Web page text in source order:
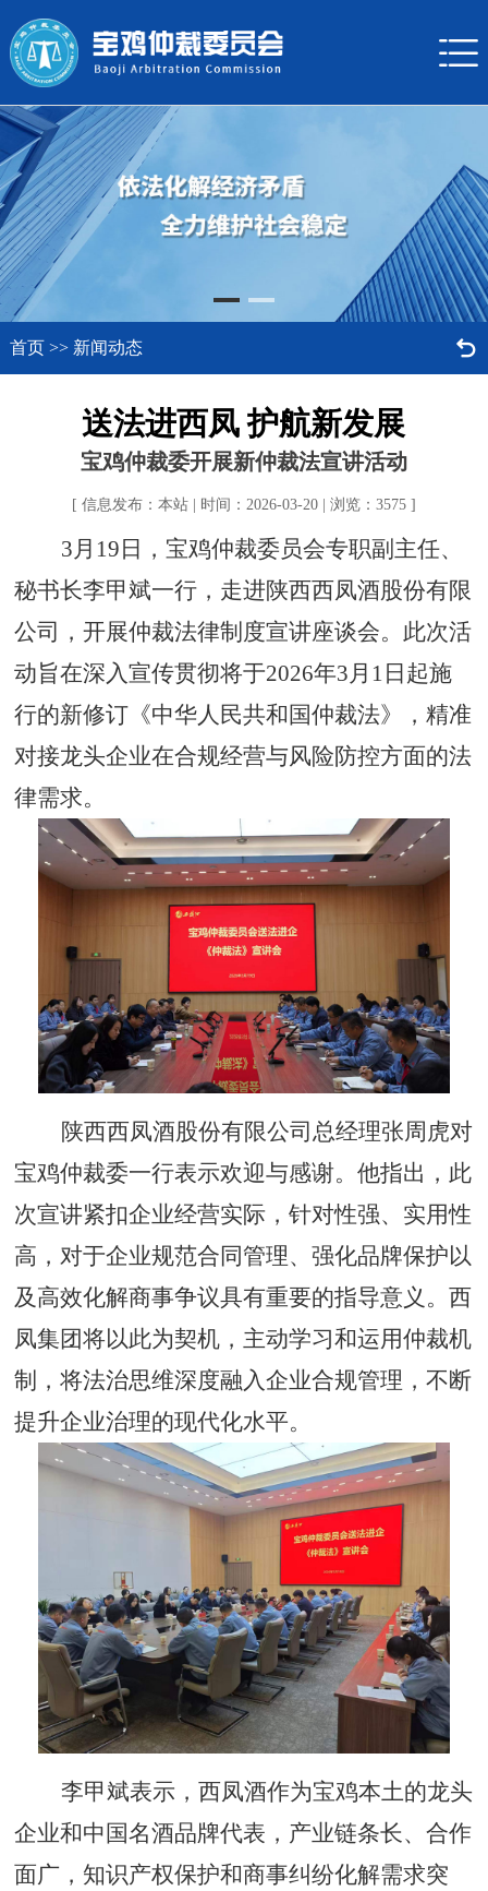

首页>> 新闻动态 
送法进西凤 护航新发展
宝鸡仲裁委开展新仲裁法宣讲活动
[ 信息发布：本站 | 时间：2026-03-20 | 浏览：3575 ]
3月19日，宝鸡仲裁委员会专职副主任、
秘书长李甲斌一行，走进陕西西凤酒股份有限
公司，开展仲裁法律制度宣讲座谈会。此次活
动旨在深入宣传贯彻将于2026年3月1日起施
行的新修订《中华人民共和国仲裁法》，精准
对接龙头企业在合规经营与风险防控方面的法
律需求。
陕西西凤酒股份有限公司总经理张周虎对
宝鸡仲裁委一行表示欢迎与感谢。他指出，此
次宣讲紧扣企业经营实际，针对性强、实用性
高，对于企业规范合同管理、强化品牌保护以
及高效化解商事争议具有重要的指导意义。西
凤集团将以此为契机，主动学习和运用仲裁机
制，将法治思维深度融入企业合规管理，不断
提升企业治理的现代化水平。
李甲斌表示，西凤酒作为宝鸡本土的龙头
企业和中国名酒品牌代表，产业链条长、合作
面广，知识产权保护和商事纠纷化解需求突